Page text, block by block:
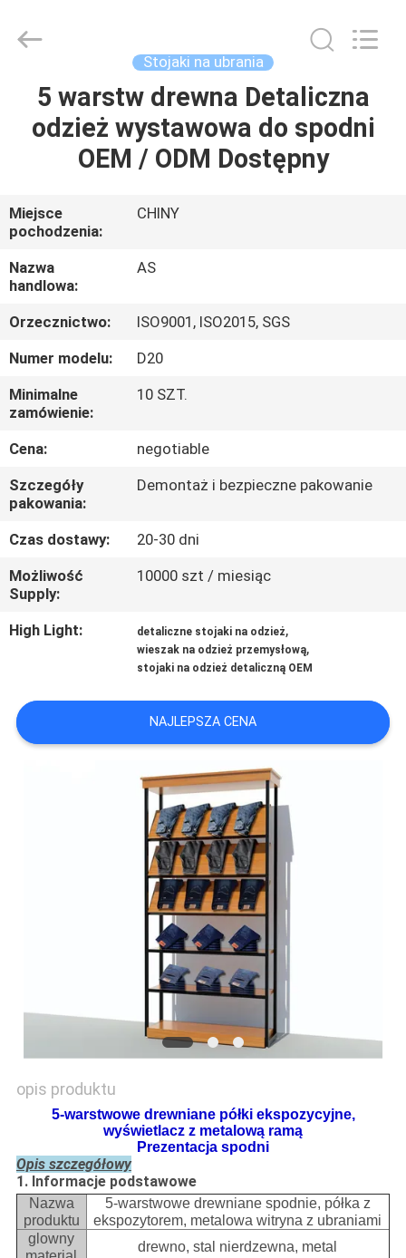
DOM
PRODUKTY
FILMY
O
NAS
WYCIECZKA
PO
FABRYCE
KONTROLA
JAKOŚCI
SKONTAKTUJ
SIĘ
Z
POPROSIĆ
O
Shelves
Co.,Ltd.
Reserved.
Stojaki na ubrania
5 warstw drewna Detaliczna
odzież wystawowa do spodni
OEM / ODM Dostępny
Miejsce
pochodzenia:
CHINY
Nazwa
handlowa:
AS
Orzecznictwo:
ISO9001, ISO2015, SGS
Numer modelu:
D20
Minimalne
zamówienie:
10 SZT.
Cena:
negotiable
Szczegóły
pakowania:
Demontaż i bezpieczne pakowanie
Czas dostawy:
20-30 dni
Możliwość
Supply:
10000 szt / miesiąc
High Light: detaliczne stojaki na odzież,
wieszak na odzież przemysłową,
stojaki na odzież detaliczną OEM
NAJLEPSZA CENA
opis produktu
5-warstwowe drewniane półki ekspozycyjne,
wyświetlacz z metalową ramą
Prezentacja spodni
Opis szczegółowy
1. Informacje podstawowe
Nazwa
produktu
5-warstwowe drewniane spodnie, półka z
ekspozytorem, metalowa witryna z ubraniami
glowny
drewno, stal nierdzewna, metal